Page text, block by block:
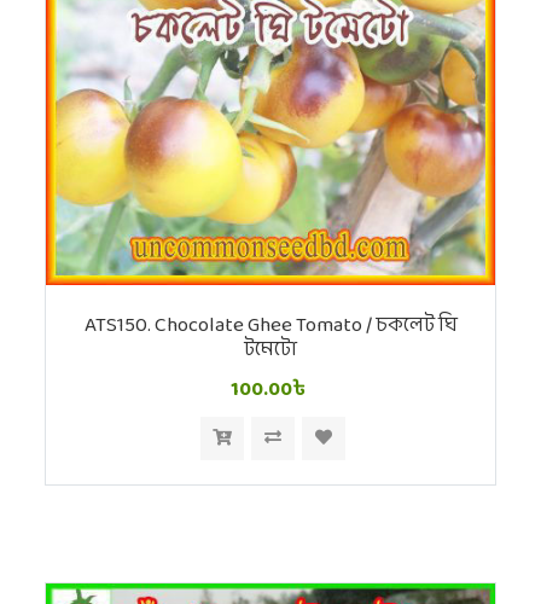
ATS150. Chocolate Ghee Tomato / চকলেট ঘি
টমেটো
100.00৳